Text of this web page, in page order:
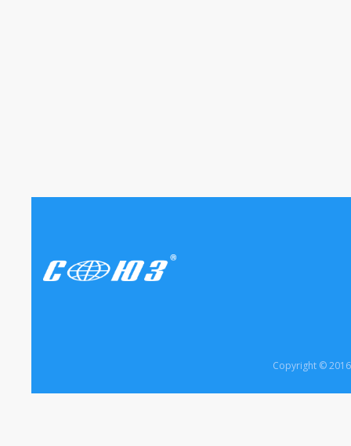
Copyright ©